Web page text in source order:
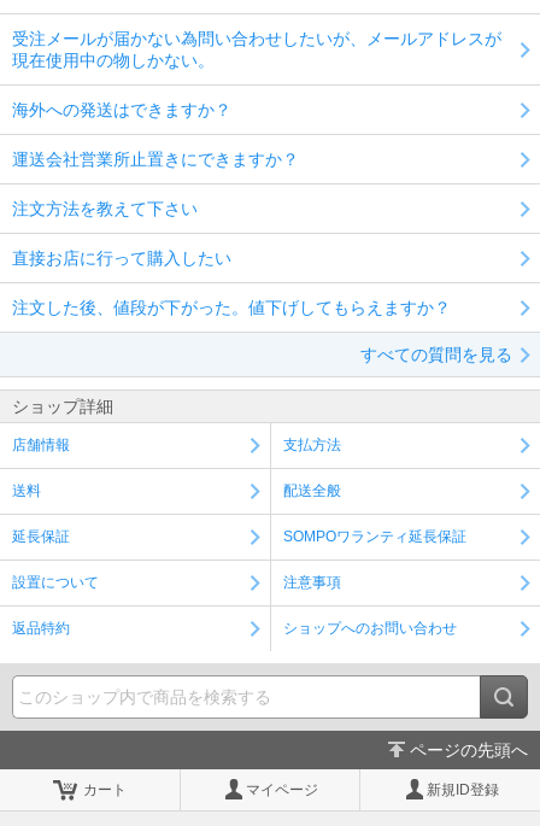
受注メールが届かない為問い合わせしたいが、メールアドレスが
現在使用中の物しかない。
海外への発送はできますか？
運送会社営業所止置きにできますか？
注文方法を教えて下さい
直接お店に行って購入したい
注文した後、値段が下がった。値下げしてもらえますか？
すべての質問を見る
ショップ詳細
店舗情報 支払方法
送料 配送全般
延長保証 SOMPOワランティ延長保証
設置について 注意事項
返品特約 ショップへのお問い合わせ
ページの先頭へ
カート マイページ 新規ID登録